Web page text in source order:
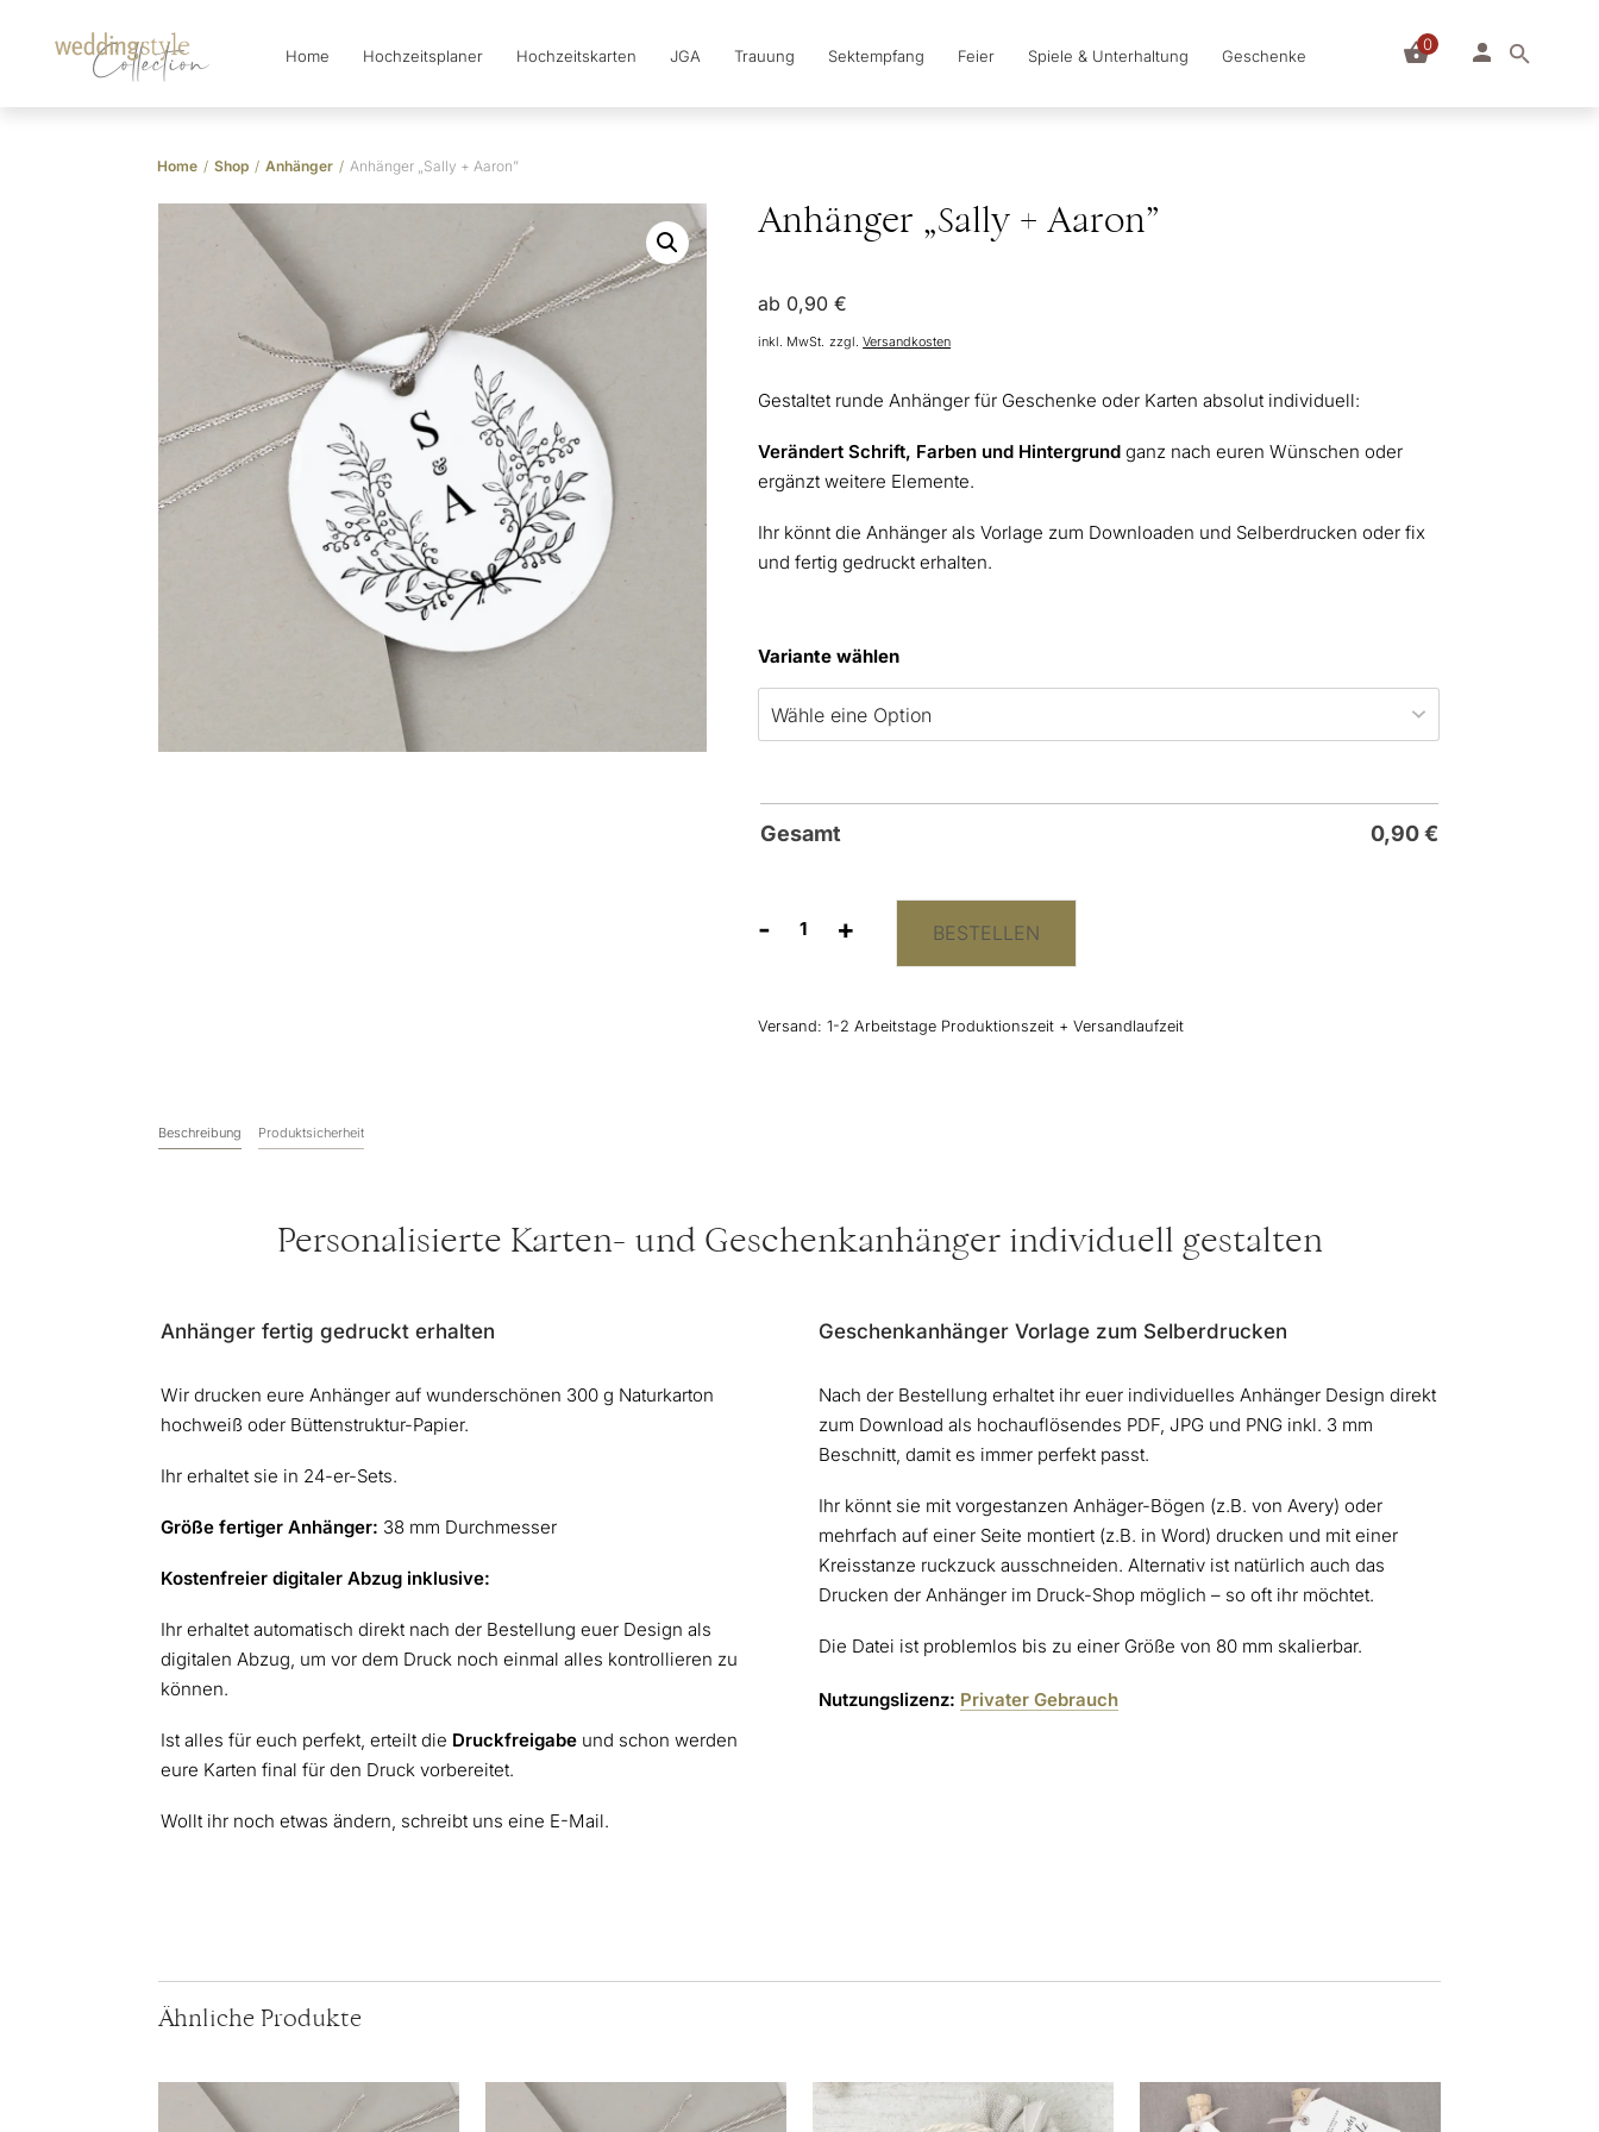
Collection Home Hochzeitsplaner Hochzeitskarten JGA Trauung Sektempfang Feier Spiele & Unterhaltung Geschenke
0
Home / Shop / Anhänger / Anhänger „Sally + Aaron”
Anhänger „Sally + Aaron”
ab 0,90€
inkl. MwSt. zzgl.Versandkosten
Gestaltet runde Anhänger für Geschenke oder Karten absolut individuell:
Verändert Schrift, Farben und Hintergrund ganz nach euren Wünschen oder
ergänzt weitere Elemente.
Ihr könnt die Anhänger als Vorlage zum Downloaden und Selberdrucken oder fix
und fertig gedruckt erhalten.
Variante wählen
Gesamt 0,90€
-
Anhänger
Aaron”
+ BESTELLEN
Versand:1-2 Arbeitstage Produktionszeit + Versandlaufzeit
Beschreibung Produktsicherheit
Personalisierte Karten- und Geschenkanhänger individuell gestalten
Anhänger fertig gedruckt erhalten
Wir drucken eure Anhänger auf wunderschönen 300 g Naturkarton
hochweiß oder Büttenstruktur-Papier.
Ihr erhaltet sie in 24-er-Sets.
Größe fertiger Anhänger: 38 mm Durchmesser
Kostenfreier digitaler Abzug inklusive:
Ihr erhaltet automatisch direkt nach der Bestellung euer Design als
digitalen Abzug, um vor dem Druck noch einmal alles kontrollieren zu
können.
Ist alles für euch perfekt, erteilt die Druckfreigabe und schon werden
eure Karten final für den Druck vorbereitet.
Wollt ihr noch etwas ändern, schreibt uns eine E-Mail.
Geschenkanhänger Vorlage zum Selberdrucken
Nach der Bestellung erhaltet ihr euer individuelles Anhänger Design direkt
zum Download als hochauflösendes PDF, JPG und PNG inkl. 3 mm
Beschnitt, damit es immer perfekt passt.
Ihr könnt sie mit vorgestanzen Anhäger-Bögen (z.B. von Avery) oder
mehrfach auf einer Seite montiert (z.B. in Word) drucken und mit einer
Kreisstanze ruckzuck ausschneiden. Alternativ ist natürlich auch das
Drucken der Anhänger im Druck-Shop möglich – so oft ihr möchtet.
Die Datei ist problemlos bis zu einer Größe von 80 mm skalierbar.
Nutzungslizenz: Privater Gebrauch
Ähnliche Produkte
Dieses
Produkt
Dieses
Produkt
Dieses
Produkt